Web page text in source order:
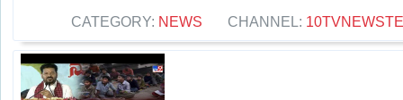
CATEGORY: NEWS CHANNEL: